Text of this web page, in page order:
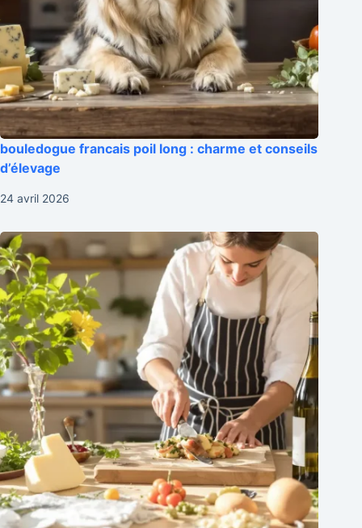
bouledogue francais poil long : charme et conseils
d’élevage
24 avril 2026